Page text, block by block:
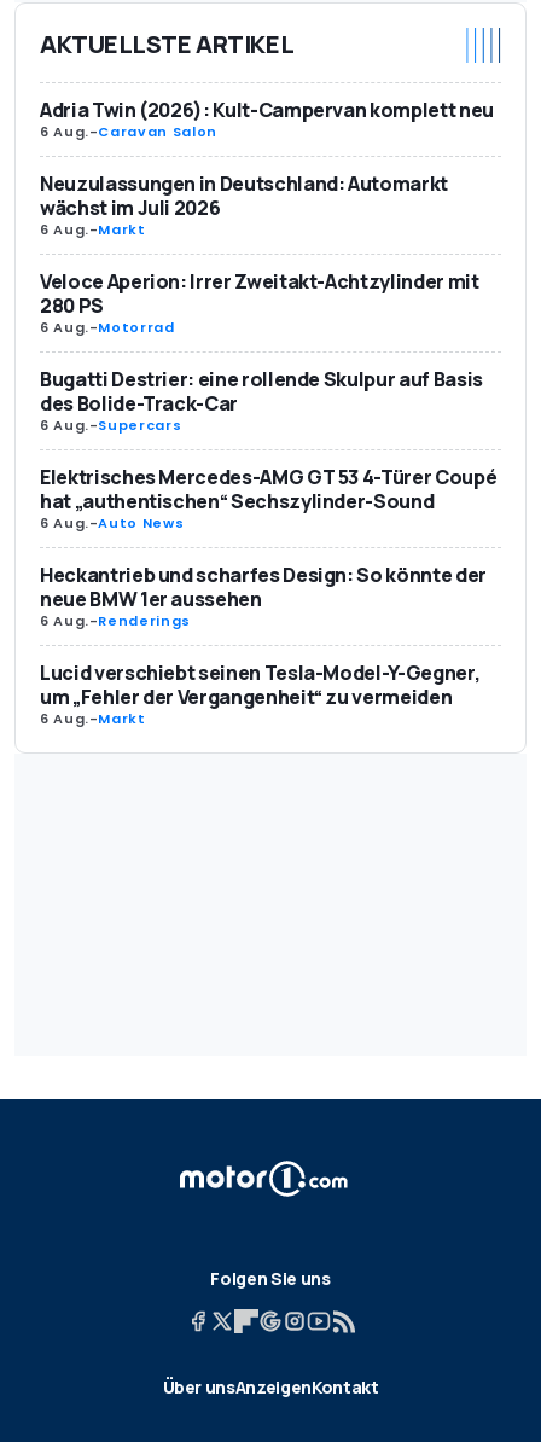
AKTUELLSTE ARTIKEL
Adria Twin (2026): Kult-Campervan komplett neu
6 Aug.-Caravan Salon
Neuzulassungen in Deutschland: Automarkt
wächst im Juli 2026
6 Aug.-Markt
Veloce Aperion: Irrer Zweitakt-Achtzylinder mit
280 PS
6 Aug.-Motorrad
Bugatti Destrier: eine rollende Skulpur auf Basis
des Bolide-Track-Car
6 Aug.-Supercars
Elektrisches Mercedes-AMG GT 53 4-Türer Coupé
hat „authentischen“ Sechszylinder-Sound
6 Aug.-Auto News
Heckantrieb und scharfes Design: So könnte der
neue BMW 1er aussehen
6 Aug.-Renderings
Lucid verschiebt seinen Tesla-Model-Y-Gegner,
um „Fehler der Vergangenheit“ zu vermeiden
6 Aug.-Markt
Folgen Sie uns
Über unsAnzeigenKontakt